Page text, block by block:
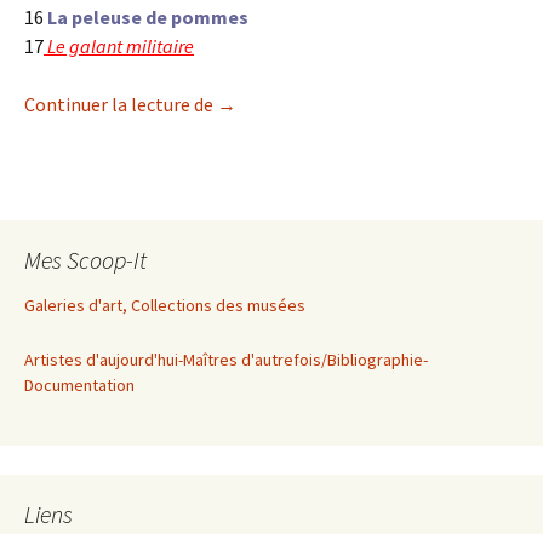
16 La peleuse de pommes
17Le galant militaire
Continuer la lecture de Vermeer et les maîtres de la peinture
→
Mes Scoop-It
Galeries d'art, Collections des musées
Artistes d'aujourd'hui-Maîtres d'autrefois/Bibliographie-
Documentation
Liens